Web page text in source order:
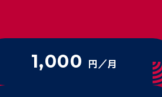
1,000 円／月